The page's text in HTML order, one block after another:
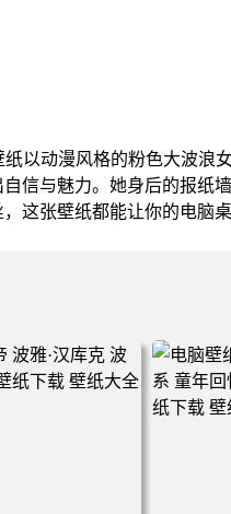
以动漫风格的粉色大波浪
信与魅力。她身后的报纸
这张壁纸都能让你的电脑